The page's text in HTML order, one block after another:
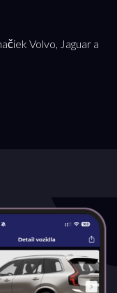
Volvo, Jaguar a